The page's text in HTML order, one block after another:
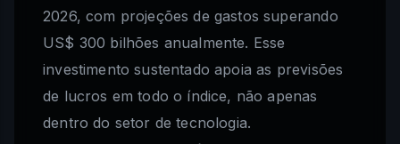
2026, com projeções de gastos superando
US$ 300 bilhões anualmente. Esse
investimento sustentado apoia as previsões
de lucros em todo o índice, não apenas
dentro do setor de tecnologia.